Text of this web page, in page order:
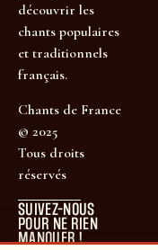
découvrir les
chants populaires
et traditionnels
français.
Chants de France
© 2025
Tous droits
réservés
SUIVEZ-NOUS
POUR NE RIEN
MANQUER !